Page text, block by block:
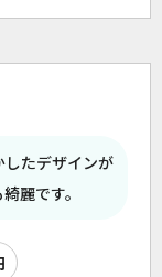
したデザインが
麗です。